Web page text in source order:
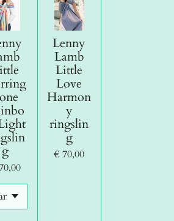
g
Lenny
Lamb
Little
Love
Harmon
y
ringslin
g
€ 70,00